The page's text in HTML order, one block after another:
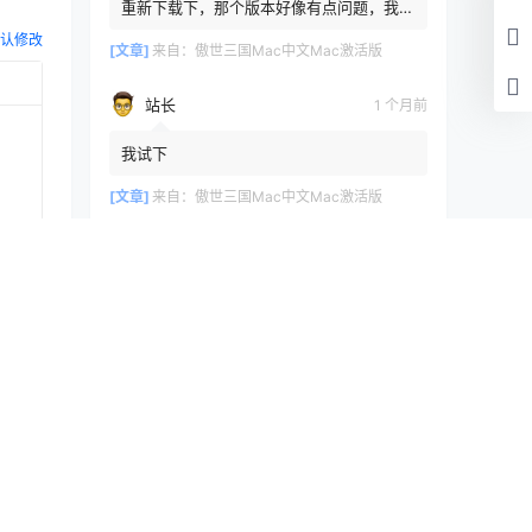
修改
重新下载下，那个版本好像有点问题，我重
[文章] 来自： 傲世三国Mac中文Mac激活版
站长 1 个月前
我试下
[文章] 来自： 傲世三国Mac中文Mac激活版